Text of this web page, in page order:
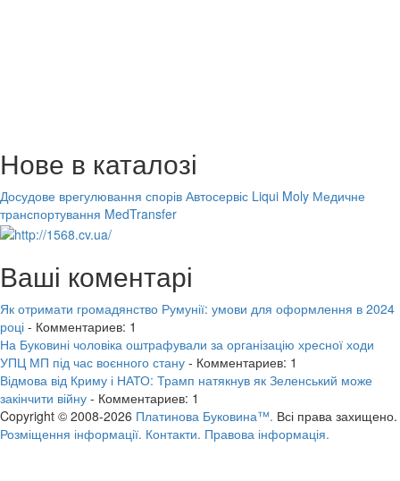
Нове в каталозі
Досудове врегулювання спорів Автосервіс Liqui Moly Медичне
транспортування MedTransfer
Ваші коментарі
Як отримати громадянство Румунії: умови для оформлення в 2024
році - Комментариев: 1
На Буковині чоловіка оштрафували за організацію хресної ходи
УПЦ МП під час воєнного стану - Комментариев: 1
Відмова від Криму і НАТО: Трамп натякнув як Зеленський може
закінчити війну - Комментариев: 1
Copyright © 2008-2026 Платинова Буковина™. Всі права захищено.
Розміщення інформації. Контакти. Правова інформація.